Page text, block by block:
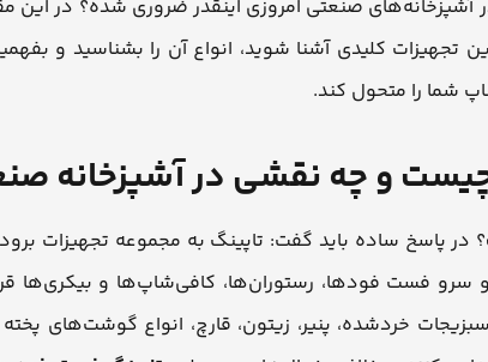
آشپزخانه‌های صنعتی امروزی اینقدر ضروری شده؟ در این
تجهیزات کلیدی آشنا شوید، انواع آن را بشناسید و
شما را متحول کند.
و چه نقشی در آشپزخانه
؟ در پاسخ ساده باید گفت: تاپینگ به مجموعه تجهیزات
سرو فست فودها، رستوران‌ها، کافی‌شاپ‌ها و بیکری‌ها
خردشده، پنیر، زیتون، قارچ، انواع گوشت‌های